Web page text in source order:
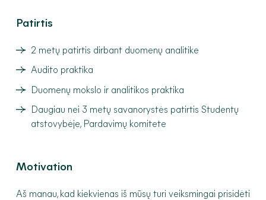
Patirtis
2 metų patirtis dirbant duomenų analitike
Audito praktika
Duomenų mokslo ir analitikos praktika
Daugiau nei 3 metų savanorystės patirtis Studentų
atstovybėje, Pardavimų komitete
Motivation
Aš manau, kad kiekvienas iš mūsų turi veiksmingai prisidėti